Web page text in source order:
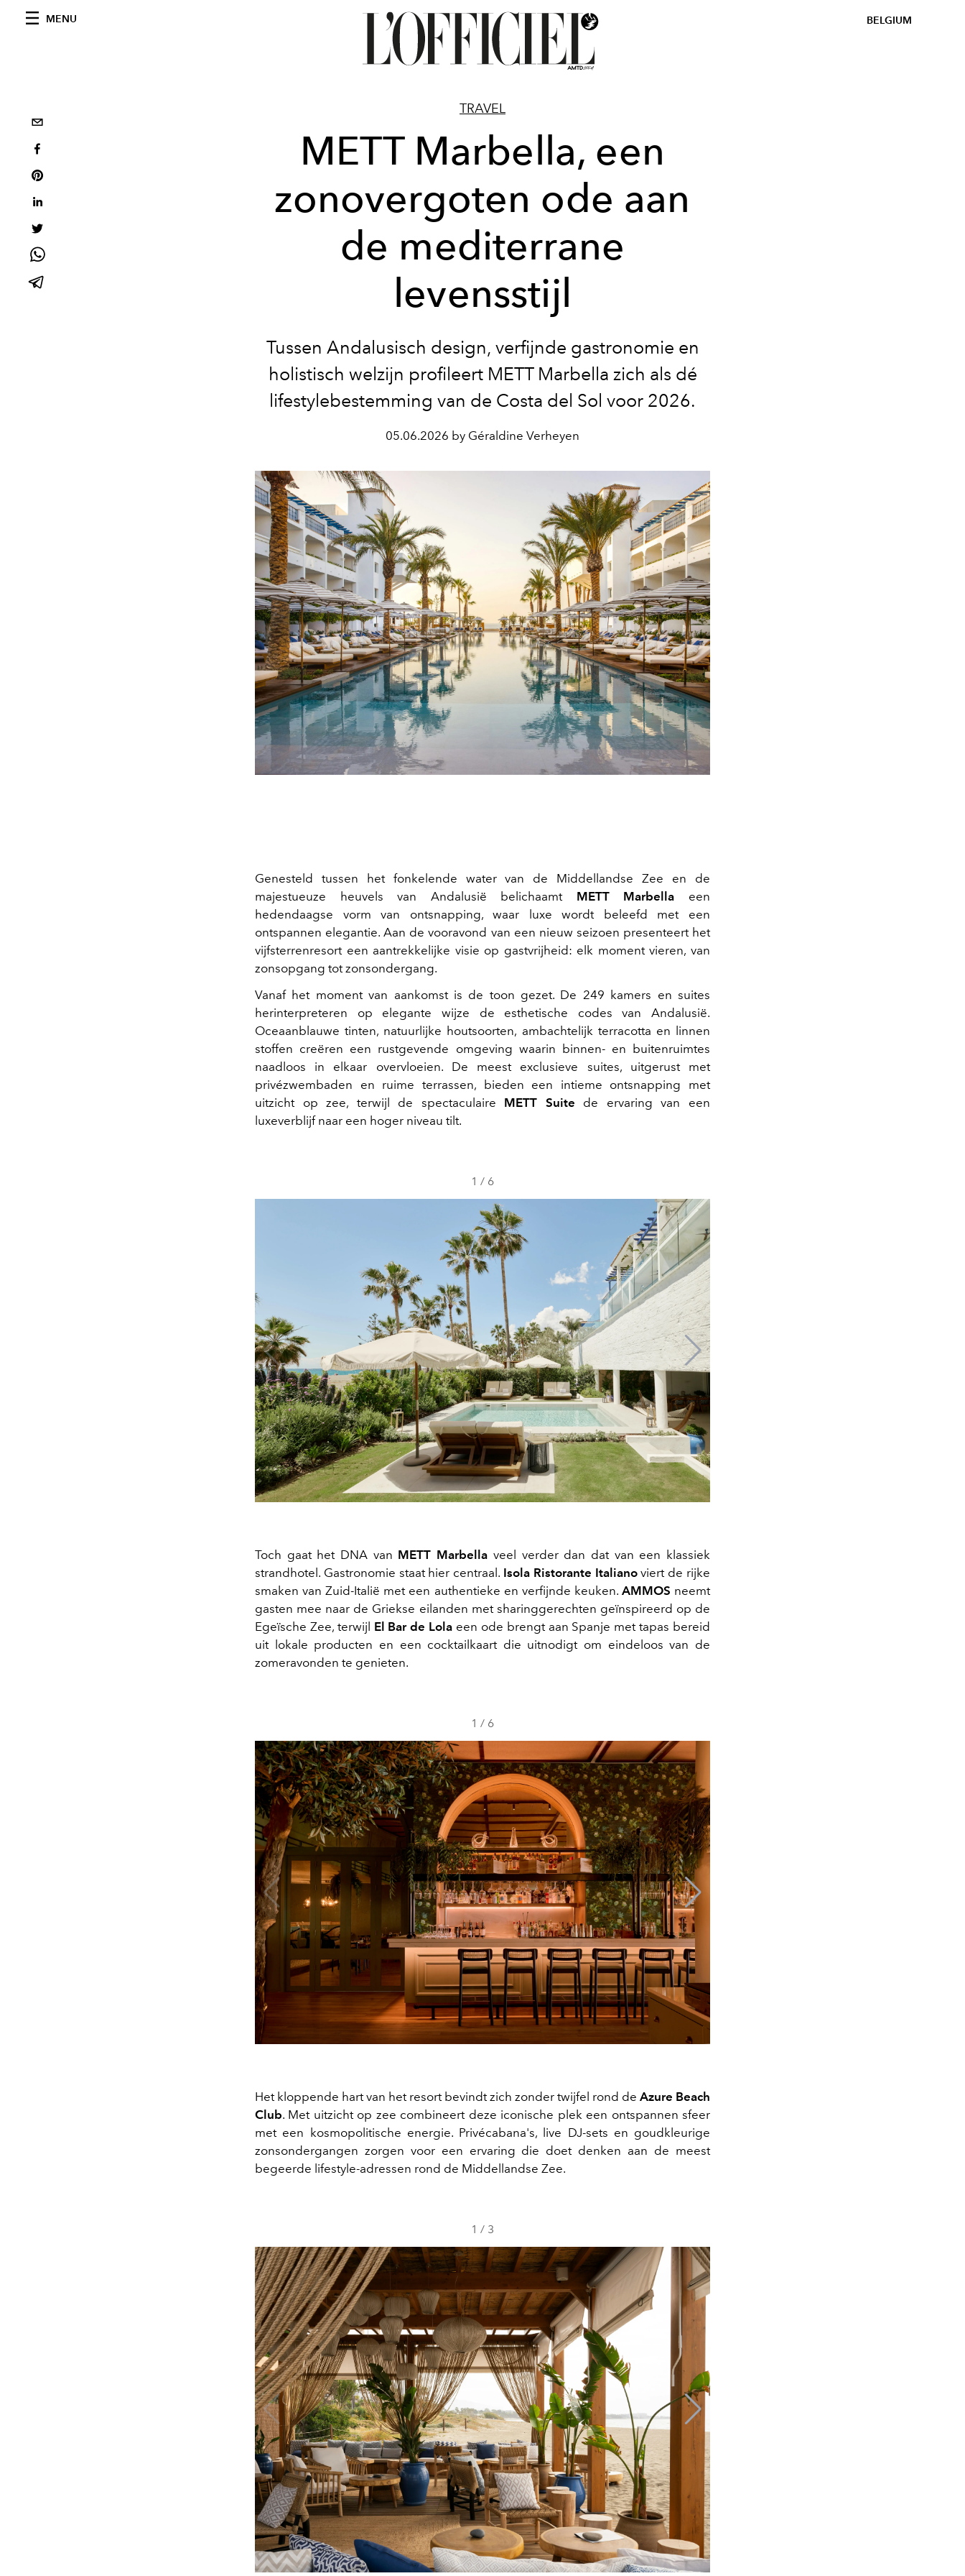
MENU BELGIUM
TRAVEL
METT Marbella, een
zonovergoten ode aan
de mediterrane
levensstijl
Tussen Andalusisch design, verfijnde gastronomie en
holistisch welzijn profileert METT Marbella zich als dé
lifestylebestemming van de Costa del Sol voor 2026.
05.06.2026 by Géraldine Verheyen
Genesteld tussen het fonkelende water van de Middellandse Zee en de
majestueuze heuvels van Andalusië belichaamt METT Marbella een
hedendaagse vorm van ontsnapping, waar luxe wordt beleefd met een
ontspannen elegantie. Aan de vooravond van een nieuw seizoen presenteert het
vijfsterrenresort een aantrekkelijke visie op gastvrijheid: elk moment vieren, van
zonsopgang tot zonsondergang.
Vanaf het moment van aankomst is de toon gezet. De 249 kamers en suites
herinterpreteren op elegante wijze de esthetische codes van Andalusië.
Oceaanblauwe tinten, natuurlijke houtsoorten, ambachtelijk terracotta en linnen
stoffen creëren een rustgevende omgeving waarin binnen- en buitenruimtes
naadloos in elkaar overvloeien. De meest exclusieve suites, uitgerust met
privézwembaden en ruime terrassen, bieden een intieme ontsnapping met
uitzicht op zee, terwijl de spectaculaire METT Suite de ervaring van een
luxeverblijf naar een hoger niveau tilt.
1 / 6
Toch gaat het DNA van METT Marbella veel verder dan dat van een klassiek
strandhotel. Gastronomie staat hier centraal. Isola Ristorante Italianoviert de rijke
smaken van Zuid-Italië met een authentieke en verfijnde keuken. AMMOS neemt
gasten mee naar de Griekse eilanden met sharinggerechten geïnspireerd op de
Egeïsche Zee, terwijl El Bar de Lola een ode brengt aan Spanje met tapas bereid
uit lokale producten en een cocktailkaart die uitnodigt om eindeloos van de
zomeravonden te genieten.
1 / 6
Het kloppende hart van het resort bevindt zich zonder twijfel rond de Azure Beach
Club. Met uitzicht op zee combineert deze iconische plek een ontspannen sfeer
met een kosmopolitische energie. Privécabana's, live DJ-sets en goudkleurige
zonsondergangen zorgen voor een ervaring die doet denken aan de meest
begeerde lifestyle-adressen rond de Middellandse Zee.
1 / 3